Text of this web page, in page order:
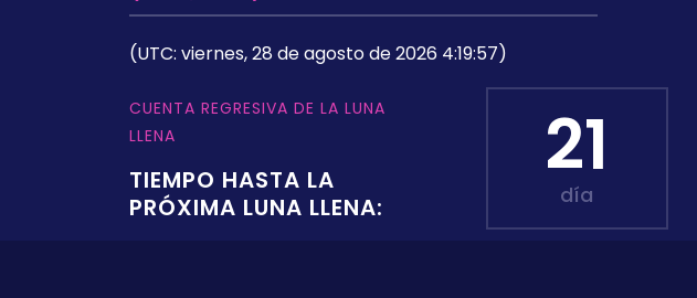
(UTC: viernes, 28 de agosto de 2026 4:19:57)
CUENTA REGRESIVA DE LA LUNA
LLENA
TIEMPO HASTA LA
PRÓXIMA LUNA LLENA:
21
día